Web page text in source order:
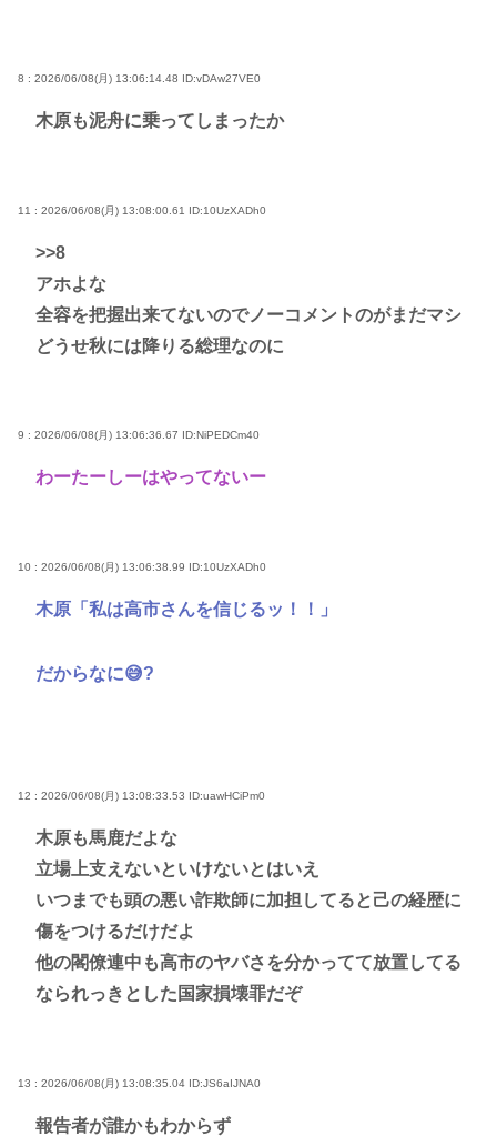
8 : 2026/06/08(月) 13:06:14.48 ID:vDAw27VE0
木原も泥舟に乗ってしまったか
11 : 2026/06/08(月) 13:08:00.61 ID:10UzXADh0
>>8
アホよな
全容を把握出来てないのでノーコメントのがまだマシ
どうせ秋には降りる総理なのに
9 : 2026/06/08(月) 13:06:36.67 ID:NiPEDCm40
わーたーしーはやってないー
10 : 2026/06/08(月) 13:06:38.99 ID:10UzXADh0
木原「私は高市さんを信じるッ！！」
だからなに😅?
12 : 2026/06/08(月) 13:08:33.53 ID:uawHCiPm0
木原も馬鹿だよな
立場上支えないといけないとはいえ
いつまでも頭の悪い詐欺師に加担してると己の経歴に
傷をつけるだけだよ
他の閣僚連中も高市のヤバさを分かってて放置してる
なられっきとした国家損壊罪だぞ
13 : 2026/06/08(月) 13:08:35.04 ID:JS6aIJNA0
報告者が誰かもわからず